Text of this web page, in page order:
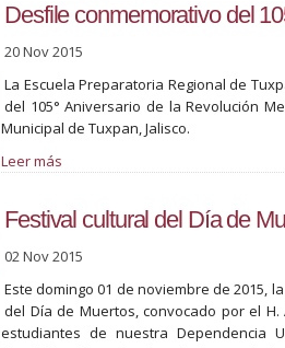
Desfile conmemorativo del
20 Nov 2015
La Escuela Preparatoria Regional de
del 105° Aniversario de la Revolución
Municipal de Tuxpan, Jalisco.
Leer más
Festival cultural del Día de
02 Nov 2015
Este domingo 01 de noviembre de 2015,
del Día de Muertos, convocado por el
estudiantes de nuestra Dependencia